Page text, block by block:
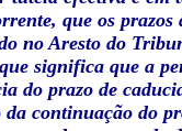
que os
no Aresto do
significa que a
do prazo de
da continuação do